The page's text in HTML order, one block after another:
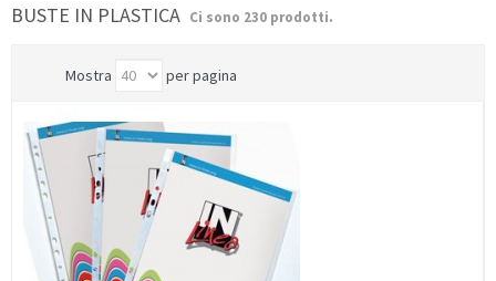
BUSTE IN PLASTICA Ci sono 230 prodotti.
Mostra per pagina